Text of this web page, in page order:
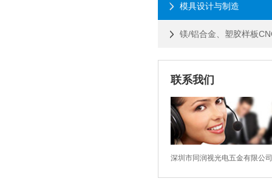
模具设计与制造
镁/铝合金、塑胶样板
联系我们
深圳市同润视光电五金有限公